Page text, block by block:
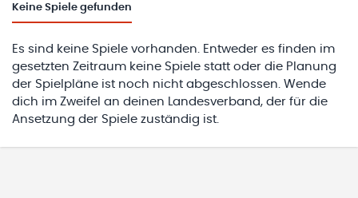
Keine Spiele gefunden
Es sind keine Spiele vorhanden. Entweder es finden im
gesetzten Zeitraum keine Spiele statt oder die Planung
der Spielpläne ist noch nicht abgeschlossen. Wende
dich im Zweifel an deinen Landesverband, der für die
Ansetzung der Spiele zuständig ist.